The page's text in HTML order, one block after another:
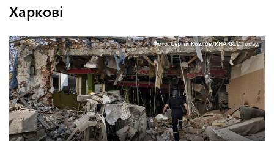
Харкові
Фото: Сергій Козлов/KHARKIV Today.